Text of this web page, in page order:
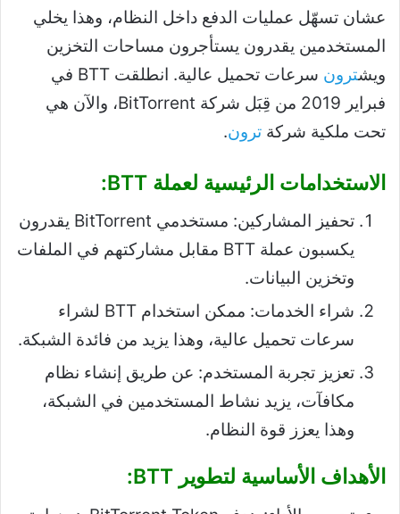
عشان تسهّل عمليات الدفع داخل النظام، وهذا يخلي
المستخدمين يقدرون يستأجرون مساحات التخزين
ويشترون
سرعات تحميل عالية. انطلقت BTT في
فبراير 2019 من قِبَل شركة BitTorrent، والآن هي
تحت ملكية شركة ترون.
الاستخدامات الرئيسية لعملة BTT:
تحفيز المشاركين: مستخدمي BitTorrent يقدرون
يكسبون عملة BTT مقابل مشاركتهم في الملفات
وتخزين البيانات.
شراء الخدمات: ممكن استخدام BTT لشراء
سرعات تحميل عالية، وهذا يزيد من فائدة الشبكة.
تعزيز تجربة المستخدم: عن طريق إنشاء نظام
مكافآت، يزيد نشاط المستخدمين في الشبكة،
وهذا يعزز قوة النظام.
الأهداف الأساسية لتطوير BTT: